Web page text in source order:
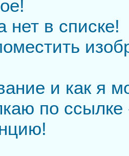
нет в списке!
и как я
по